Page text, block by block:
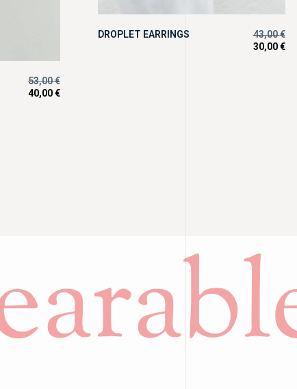
53,00€
40,00€
DROPLET EARRINGS 43,00€
30,00€